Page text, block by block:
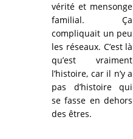
vérité et mensonge
familial. Ça
compliquait un peu
les réseaux. C’est là
qu’est vraiment
l’histoire, car il n’y a
pas d’histoire qui
se fasse en dehors
des êtres.